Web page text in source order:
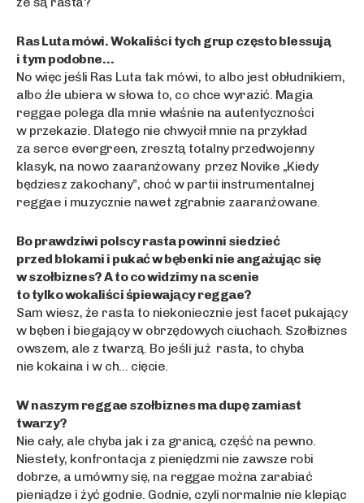
Ras Luta mówi. Wokaliści tych grup często blessują
i tym podobne…
No więc jeśli Ras Luta tak mówi, to albo jest obłudnikiem,
albo źle ubiera w słowa to, co chce wyrazić. Magia
reggae polega dla mnie właśnie na autentyczności
w przekazie. Dlatego nie chwycił mnie na przykład
za serce evergreen, zresztą totalny przedwojenny
klasyk, na nowo zaaranżowany przez Novike „Kiedy
będziesz zakochany”, choć w partii instrumentalnej
reggae i muzycznie nawet zgrabnie zaaranżowane.
Bo prawdziwi polscy rasta powinni siedzieć
przed blokami i pukać w bębenki nie angażując się
w szołbiznes? A to co widzimy na scenie
to tylko wokaliści śpiewający reggae?
Sam wiesz, że rasta to niekoniecznie jest facet pukający
w bęben i biegający w obrzędowych ciuchach. Szołbiznes
owszem, ale z twarzą. Bo jeśli już rasta, to chyba
nie kokaina i w ch… cięcie.
W naszym reggae szołbiznes ma dupę zamiast
twarzy?
Nie cały, ale chyba jak i za granicą, część na pewno.
Niestety, konfrontacja z pieniędzmi nie zawsze robi
dobrze, a umówmy się, na reggae można zarabiać
pieniądze i żyć godnie. Godnie, czyli normalnie nie klepiąc